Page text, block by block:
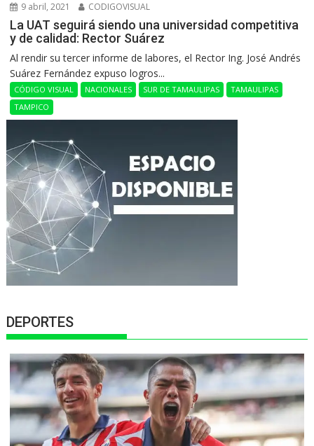
9 abril, 2021 CODIGOVISUAL
La UAT seguirá siendo una universidad competitiva
y de calidad: Rector Suárez
Al rendir su tercer informe de labores, el Rector Ing. José Andrés
Suárez Fernández expuso logros...
CÓDIGO VISUAL NACIONALES SUR DE TAMAULIPAS
TAMAULIPAS
TAMPICO
DEPORTES